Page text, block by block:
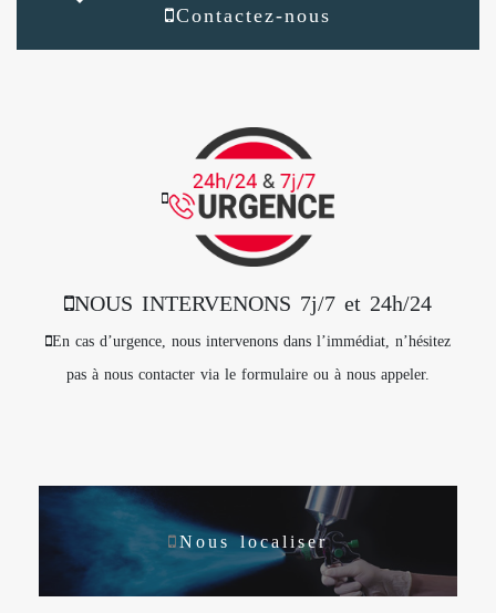
Contactez-nous
NOUS INTERVENONS 7j/7 et 24h/24
En cas d’urgence, nous intervenons dans l’immédiat, n’hésitez
pas à nous contacter via le formulaire ou à nous appeler.
Nous localiser